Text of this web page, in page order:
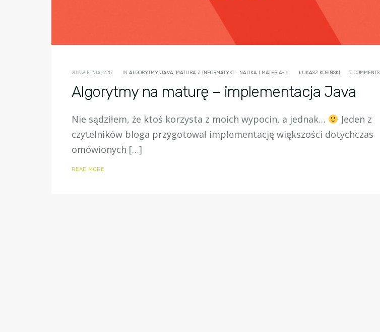
20 KWIETNIA, 2017 IN ALGORYTMY, JAVA, MATURA Z INFORMATYKI - NAUKA I MATERIAŁY. ŁUKASZ KOSIŃSKI 0 COMMENTS
Algorytmy na maturę – implementacja Java
Nie sądziłem, że ktoś korzysta z moich wypocin, a jednak…
Jeden z
czytelników bloga przygotował implementację większości dotychczas
omówionych […]
READ MORE